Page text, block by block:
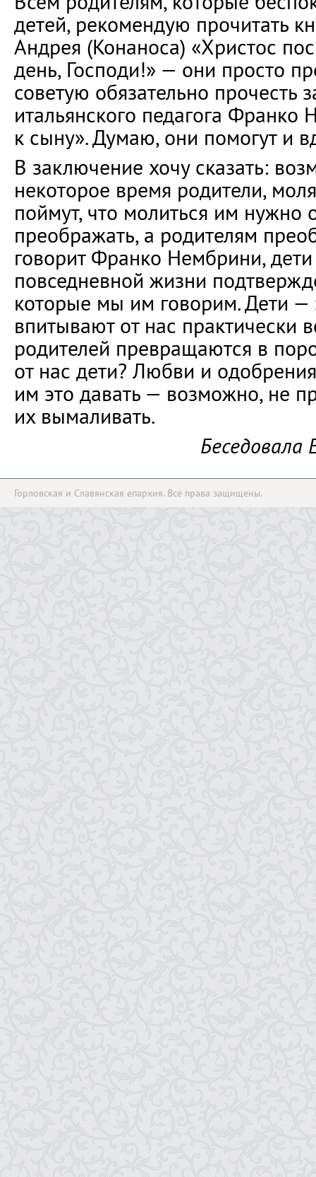
детей, рекомендую прочитать
Андрея (Конаноса) «Христос
день, Господи!» — они просто
советую обязательно прочесть
итальянского педагога Франко
к сыну». Думаю, они помогут и
В заключение хочу сказать:
некоторое время родители,
поймут, что молиться им нужно
преображать, а родителям
говорит Франко Нембрини,
повседневной жизни
которые мы им говорим. Дети —
впитывают от нас практически
родителей превращаются в
от нас дети? Любви и
им это давать — возможно, не
их вымаливать.
Горловская и Славянская епархия. Все права защищены.